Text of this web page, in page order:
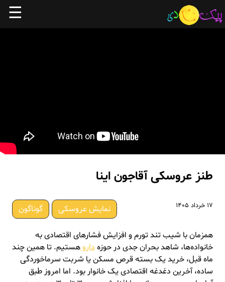
☰
طنز عروسکی آقاجون اینا
۱۷ خرداد ۱۴۰۵ نمایش عروسکی گوناگون
همزمان با شیب تند تورم و افزایش فشار‌های اقتصادی به
خانواده‌ها، شاهد بحران جدی در حوزهداروهستیم. تا همین چند
ماه قبل، خرید یک بسته قرص مسکن یا شربت سرماخوردگی
ساده، آخرین دغدغه اقتصادی یک خانوار بود. اما امروز طبق